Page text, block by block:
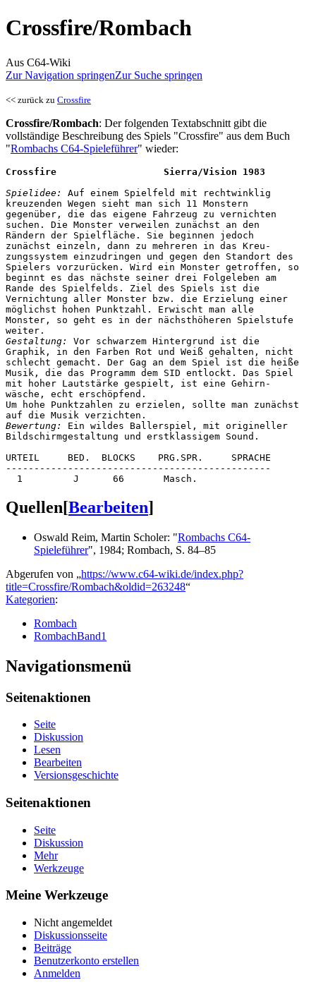
Crossfire/Rombach
Aus C64-Wiki
Zur Navigation springenZur Suche springen
<< zurück zu Crossfire
Crossfire/Rombach: Der folgenden Textabschnitt gibt die
vollständige Beschreibung des Spiels "Crossfire" aus dem Buch
"Rombachs C64-Spieleführer" wieder:
Crossfire                   Sierra/Vision 1983
Spielidee:
Auf einem Spielfeld mit rechtwinklig
kreuzenden Wegen sieht man sich 11 Monstern
gegenüber, die das eigene Fahrzeug zu vernichten
suchen. Die Monster verweilen zunächst an den
Rändern der Spielfläche. Sie beginnen jedoch
zunächst einzeln, dann zu mehreren in das Kreu-
zungssystem einzudringen und gegen den Standort des
Spielers vorzurücken. Wird ein Monster getroffen, so
beginnt es das nächste seiner drei Folgeleben am
Rande des Spielfelds. Ziel des Spiels ist die
Vernichtung aller Monster bzw. die Erzielung einer
möglichst hohen Punktzahl. Erwischt man alle
Monster, so geht es in der nächsthöheren Spielstufe
Gestaltung:
Vor schwarzem Hintergrund ist die
Graphik, in den Farben Rot und Weiß gehalten, nicht
schlecht gemacht. Der Gag an dem Spiel ist die heiße
Musik, die das Programm dem SID entlockt. Das Spiel
mit hoher Lautstärke gespielt, ist eine Gehirn-
wäsche, echt erschöpfend.
Um hohe Punktzahlen zu erzielen, sollte man zunächst
Bewertung:
Ein wildes Ballerspiel, mit origineller
Bildschirmgestaltung und erstklassigem Sound.
URTEIL     BED.  BLOCKS    PRG.SPR.     SPRACHE
-----------------------------------------------
Quellen[Bearbeiten]
Oswald Reim, Martin Scholer: "Rombachs C64-
Spieleführer", 1984; Rombach, S. 84–85
Abgerufen von „https://www.c64-wiki.de/index.php?
title=Crossfire/Rombach&oldid=263248“
Kategorien:
Rombach
RombachBand1
Navigationsmenü
Seitenaktionen
Seite
Diskussion
Lesen
Bearbeiten
Versionsgeschichte
Seitenaktionen
Seite
Diskussion
Mehr
Werkzeuge
Meine Werkzeuge
Nicht angemeldet
Diskussionsseite
Beiträge
Benutzerkonto erstellen
Anmelden